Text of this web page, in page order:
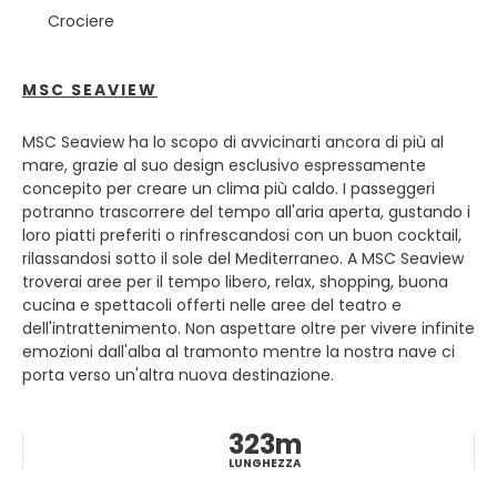
Crociere
MSC SEAVIEW
MSC Seaview ha lo scopo di avvicinarti ancora di più al
mare, grazie al suo design esclusivo espressamente
concepito per creare un clima più caldo. I passeggeri
potranno trascorrere del tempo all'aria aperta, gustando i
loro piatti preferiti o rinfrescandosi con un buon cocktail,
rilassandosi sotto il sole del Mediterraneo. A MSC Seaview
troverai aree per il tempo libero, relax, shopping, buona
cucina e spettacoli offerti nelle aree del teatro e
dell'intrattenimento. Non aspettare oltre per vivere infinite
emozioni dall'alba al tramonto mentre la nostra nave ci
porta verso un'altra nuova destinazione.
323m
LUNGHEZZA
nei vivaci mercati di strada. Passeggiando per le sue vie,
caotica, rumorosa e assolutamente affascinante.
Iniziate la vostra visita dal centro storico con il Palazzo dei
Normanni e la sua splendida Cappella Palatina, dove i
mosaici bizantini brillano d'oro. Da lì, passeggiate fino al
Duomo di Palermo, un capolavoro che fonde elementi
arabo-normanni, gotici e barocchi in un'unica struttura.
Esplorate il crocevia dei Quattro Canti e la vicina Piazza
Pretoria, famosa per la sua imponente fontana ornata di
statue. Non perdetevi le chiese della Martorana e di San
Cataldo, altra perfetta espressione del patrimonio arabo-
normanno di Palermo e sito Patrimonio dell'Umanità
UNESCO.
Ballarò, Vucciria e Capo traboccano di prodotti freschi,
frutti di mare e street food, accompagnati dalle melodie